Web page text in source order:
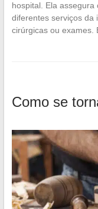
hospital. Ela
diferentes serviços da
cirúrgicas ou exames.
Como se